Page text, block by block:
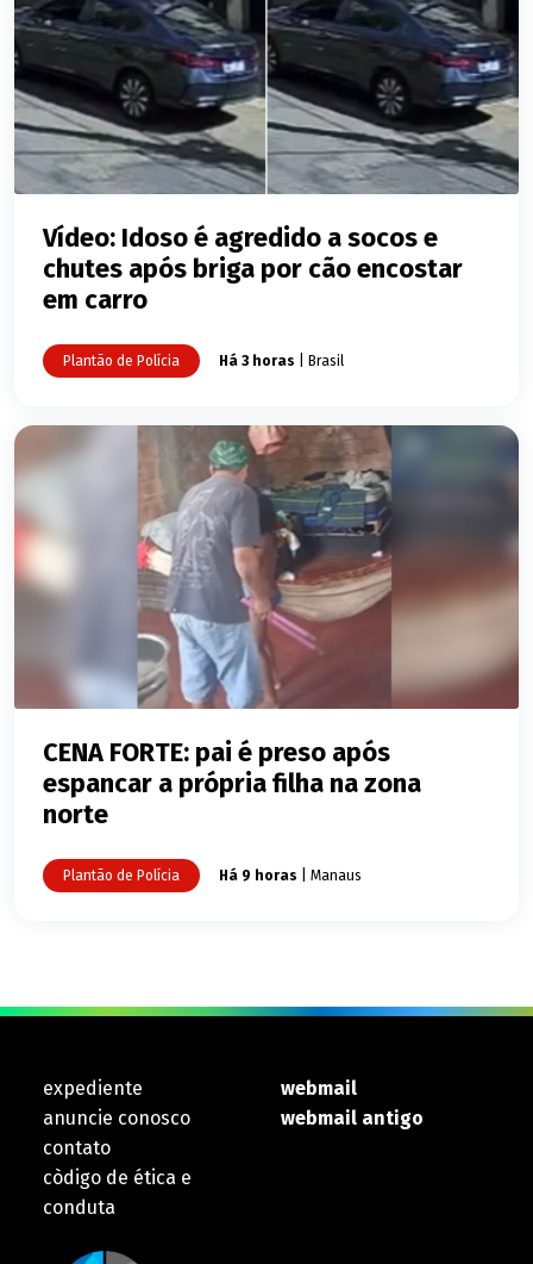
Vídeo: Idoso é agredido a socos e
chutes após briga por cão encostar
em carro
Plantão de Polícia Há 3 horas | Brasil
CENA FORTE: pai é preso após
espancar a própria filha na zona
norte
Plantão de Polícia Há 9 horas | Manaus
expediente
anuncie conosco
contato
còdigo de ética e
conduta
webmail
webmail antigo